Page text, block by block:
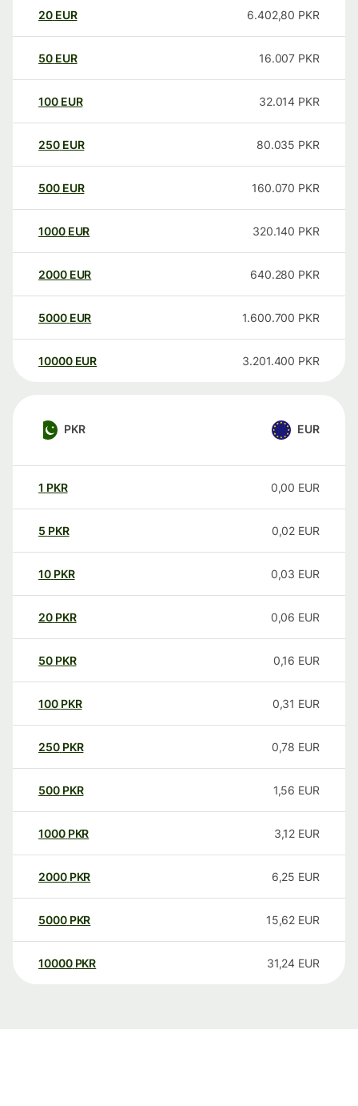
20 EUR 6.402,80 PKR
50 EUR 16.007 PKR
100 EUR 32.014 PKR
250 EUR 80.035 PKR
500 EUR 160.070 PKR
1000 EUR 320.140 PKR
2000 EUR 640.280 PKR
5000 EUR 1.600.700 PKR
10000 EUR 3.201.400 PKR
PKR EUR
1 PKR 0,00 EUR
5 PKR 0,02 EUR
10 PKR 0,03 EUR
20 PKR 0,06 EUR
50 PKR 0,16 EUR
100 PKR 0,31 EUR
250 PKR 0,78 EUR
500 PKR 1,56 EUR
1000 PKR 3,12 EUR
2000 PKR 6,25 EUR
5000 PKR 15,62 EUR
10000 PKR 31,24 EUR